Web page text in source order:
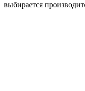
выбирается